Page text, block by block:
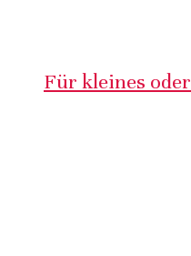
Für kleines